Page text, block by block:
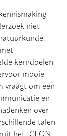
niet
kerndoelen
mooie
vraagt om een
en
over
talen
het ICLON